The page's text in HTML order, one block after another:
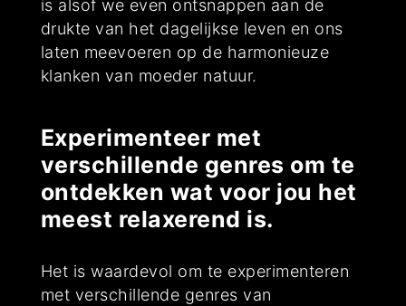
is alsof we even ontsnappen aan de
drukte van het dagelijkse leven en ons
laten meevoeren op de harmonieuze
klanken van moeder natuur.
Experimenteer met
verschillende genres om te
ontdekken wat voor jou het
meest relaxerend is.
Het is waardevol om te experimenteren
met verschillende genres van